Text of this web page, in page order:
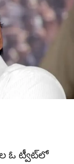
ఓ ట్వీట్‌లో